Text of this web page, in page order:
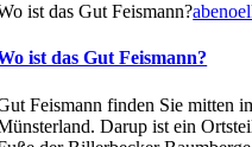
ist das Gut Feismann?
ist das Gut Feismann?
Feismann finden Sie mitten
Darup ist ein